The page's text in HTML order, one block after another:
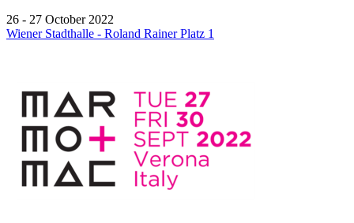
26 - 27 October 2022
Wiener Stadthalle - Roland Rainer Platz 1